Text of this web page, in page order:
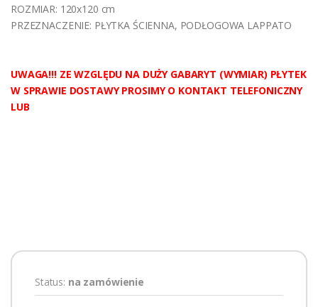
ROZMIAR: 120x120 cm
PRZEZNACZENIE: PŁYTKA ŚCIENNA, PODŁOGOWA LAPPATO
UWAGA!!! ZE WZGLĘDU NA DUŻY GABARYT (WYMIAR) PŁYTEK
W SPRAWIE DOSTAWY PROSIMY O KONTAKT TELEFONICZNY
LUB
Status: na zamówienie